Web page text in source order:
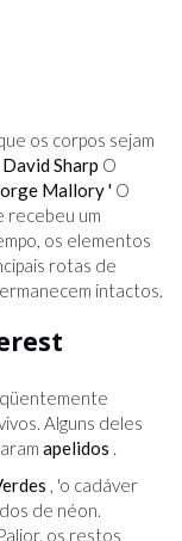
os corpos sejam
David Sharp O
Mallory ' O
recebeu um
os elementos
rotas de
intactos.
Alguns deles
apelidos .
, 'o cadáver
de néon.
os restos